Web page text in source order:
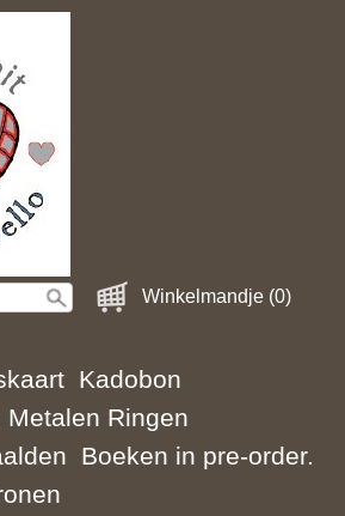
Winkelmandje (0)
Kadobon
Metalen Ringen
Boeken in pre-order.